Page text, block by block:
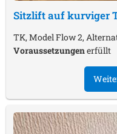
Sitzlift auf kurviger
TK, Model Flow 2,
Voraussetzungenerfüllt